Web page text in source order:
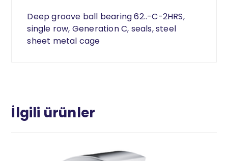
Deep groove ball bearing 62..-C-2HRS,
single row, Generation C, seals, steel
sheet metal cage
İlgili ürünler